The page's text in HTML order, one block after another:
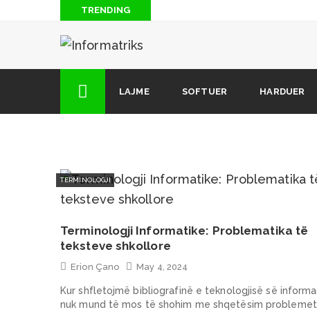
TRENDING
Si të hakojmë lojrat për Android (2 mënyra)
Si të shkarkoni muzikë nga Soundcloud (kur opsioni i
dizpozicion)
12 këshilla dhe truke të fshehura që çdo përdorues i
LAJME SOFTUER HARDUER
TERMINOLOGJI
Terminologji Informatike: Problematika të
teksteve shkollore
Erion Çano May 4, 2024
Kur shfletojmë bibliografinë e teknologjisë së
nuk mund të mos të shohim me shqetësim